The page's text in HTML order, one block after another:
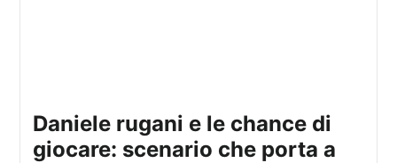
daniele rugani e le chance di
giocare: scenario che porta a